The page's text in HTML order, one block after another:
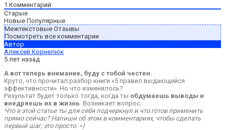
1 Комментарий
Старые
Новые Популярные
Межтекстовые Отзывы
Посмотреть все комментарии
Автор
Алексей Корнелюк
5 лет назад
А вот теперь внимание, буду с тобой честен.
Круто, что прочитал разбор книги «5 правил выдающейся
эффективности». Но что изменилось?
Результат будет только тогда, когда ты обдумаешь выводы и
внедряешь их в жизнь . Возникает вопрос:
Что в этой статье ты для себя подчеркнул и что готов применить
прямо сейчас? Напиши об этом в комментариях, чтобы сделать
первый шаг, это просто. =)